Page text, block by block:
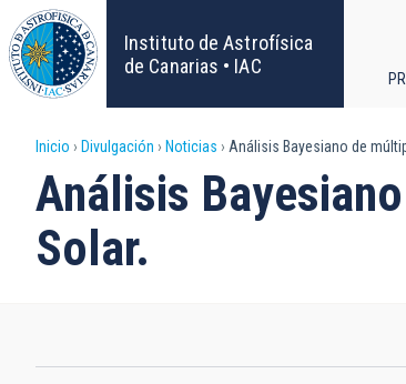
Pasar
al
contenido
principal
Instituto de Astrofísica
de Canarias • IAC
Sobrescribir
enlaces
de
a
Inicio Divulgación Noticias Análisis Bayesiano de
Análisis
Solar.